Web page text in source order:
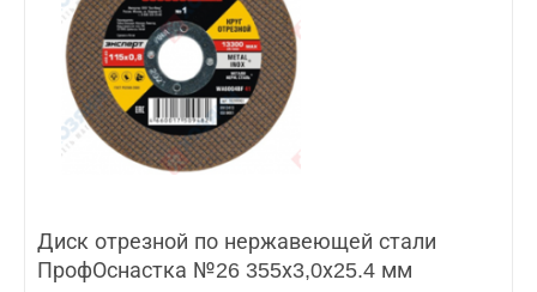
Диск отрезной по нержавеющей стали
ПрофОснастка №26 355х3,0х25.4 мм